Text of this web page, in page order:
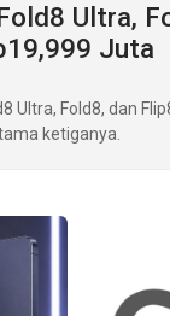
Ultra,
Juta
Ultra, Fold8, dan
ketiganya.